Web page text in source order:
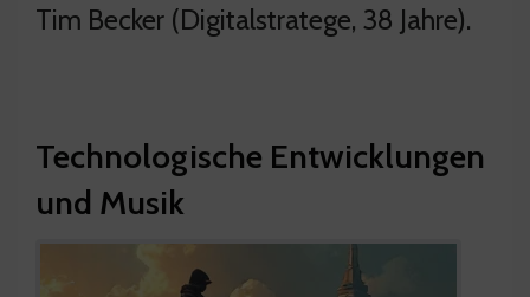
Tim Becker (Digitalstratege, 38 Jahre).
Technologische Entwicklungen
und Musik